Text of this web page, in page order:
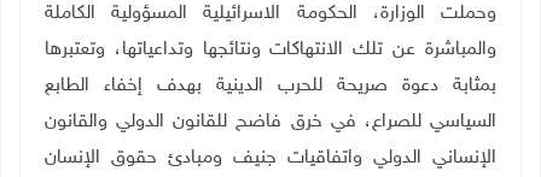
وحملت الوزارة، الحكومة الاسرائيلية المسؤولية الكاملة
والمباشرة عن تلك الانتهاكات ونتائجها وتداعياتها، وتعتبرها
بمثابة دعوة صريحة للحرب الدينية بهدف إخفاء الطابع
السياسي للصراع، في خرق فاضح للقانون الدولي والقانون
الإنساني الدولي واتفاقيات جنيف ومبادئ حقوق الإنسان